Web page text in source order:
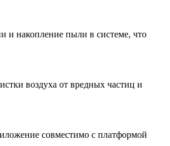
и накопление пыли в системе, что
воздуха от вредных частиц и
совместимо с платформой